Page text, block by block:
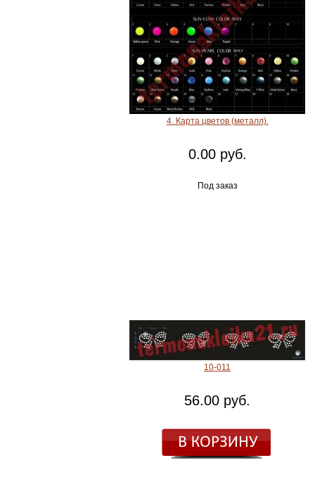
4. Карта цветов (металл).
0.00 руб.
Под заказ
10-011
56.00 руб.